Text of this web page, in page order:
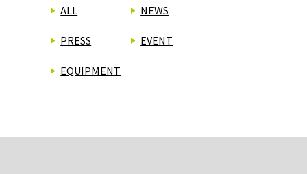
ALL NEWS
PRESS EVENT
EQUIPMENT